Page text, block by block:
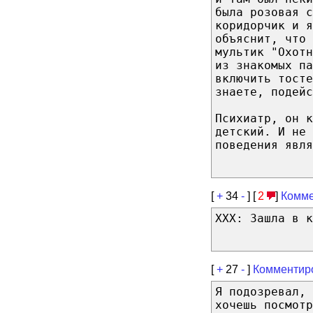
была розовая
коридорчик и
объяснит, что
мультик
из знакомых
включить
знаете,
Психиатр, он
детский. И не
поведения
[+ 34 - ] [ 2 ]
ХХХ: Зашла в
[+ 27 - ]
Я
хочешь